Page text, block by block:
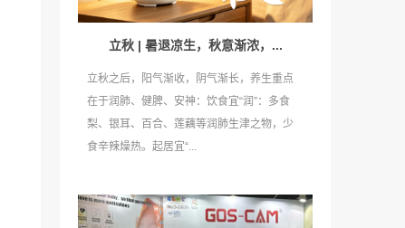
立秋 | 暑退凉生，秋意渐浓，...
立秋之后，阳气渐收，阴气渐长，养生重点
在于润肺、健脾、安神：饮食宜“润”：多食
梨、银耳、百合、莲藕等润肺生津之物，少
食辛辣燥热。起居宜“...